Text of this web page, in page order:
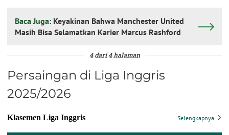
Baca Juga: Keyakinan Bahwa Manchester United
Masih Bisa Selamatkan Karier Marcus Rashford
4 dari 4 halaman
Persaingan di Liga Inggris
2025/2026